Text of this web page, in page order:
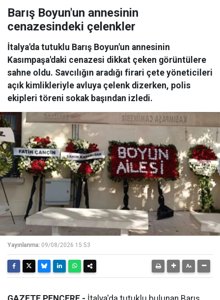
Barış Boyun'un annesinin
cenazesindeki çelenkler
İtalya'da tutuklu Barış Boyun'un annesinin
Kasımpaşa'daki cenazesi dikkat çeken görüntülere
sahne oldu. Savcılığın aradığı firari çete yöneticileri
açık kimlikleriyle avluya çelenk dizerken, polis
ekipleri töreni sokak başından izledi.
Yayınlanma: 09/08/2026 15:53